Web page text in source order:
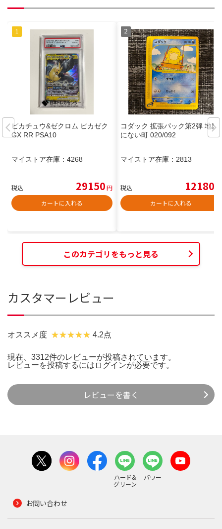
ピカチュウ&ゼクロム ピカゼク
GX RR PSA10
マイストア在庫： 4268
税込 29150円
カートに入れる
コダック 拡張パック第2弾 地図
にない町 020/092
マイストア在庫： 2813
税込 12180
カートに入れる
このカテゴリをもっと見る
カスタマーレビュー
オススメ度 4.2点
現在、3312件のレビューが投稿されています。
レビューを投稿するには ログインが必要です。
レビューを書く
ハード&
グリーン
パワー
お問い合わせ